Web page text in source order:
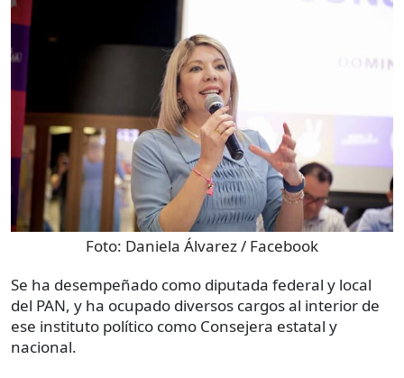
Foto: Daniela Álvarez / Facebook
Se ha desempeñado como diputada federal y local
del PAN, y ha ocupado diversos cargos al interior de
ese instituto político como Consejera estatal y
nacional.